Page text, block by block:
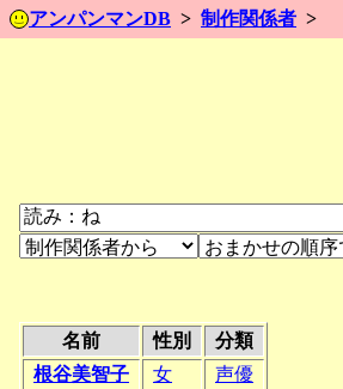
アンパンマンDB 制作関係者
名前 性別
分類
根谷美智子
女 声優